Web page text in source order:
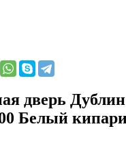
дверь Дублин
Белый